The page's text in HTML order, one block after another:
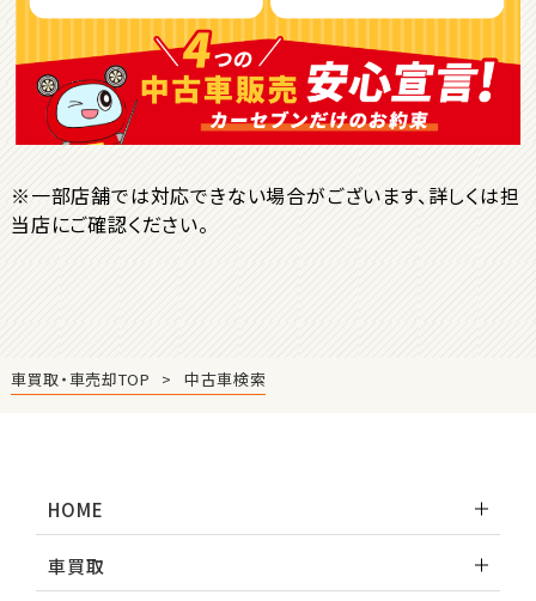
ＳＵＶ・クロカン
1位
トヨタ
ヤリスクロス
※一部店舗では対応できない場合がございます、詳しくは担
当店にご確認ください。
車買取・車売却TOP 中古車検索
HOME
車買取